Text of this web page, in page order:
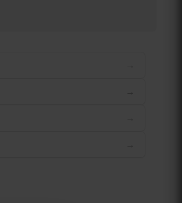
→
→
→
→